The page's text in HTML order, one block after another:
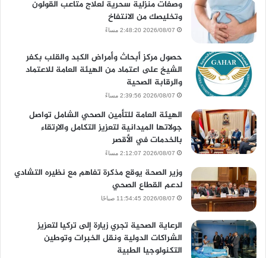
وصفات منزلية سحرية لعلاج متاعب القولون
وتخليصك من الانتفاخ
2026/08/07 2:48:20 مساءً
حصول مركز أبحاث وأمراض الكبد والقلب بكفر
الشيخ على اعتماد من الهيئة العامة للاعتماد
والرقابة الصحية
2026/08/07 2:39:56 مساءً
الهيئة العامة للتأمين الصحي الشامل تواصل
جولاتها الميدانية لتعزيز التكامل والارتقاء
بالخدمات في الأقصر
2026/08/07 2:12:07 مساءً
وزير الصحة يوقع مذكرة تفاهم مع نظيره التشادي
لدعم القطاع الصحي
2026/08/07 11:54:45 صباحًا
الرعاية الصحية تجري زيارة إلى تركيا لتعزيز
الشراكات الدولية ونقل الخبرات وتوطين
التكنولوجيا الطبية